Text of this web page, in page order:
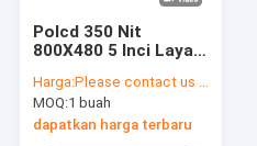
Polcd 350 Nit
800X480 5 Inci Layar
Layar Tft 153 * 153
Um
Harga:Please contact us for latest price
MOQ:1 buah
dapatkan harga terbaru